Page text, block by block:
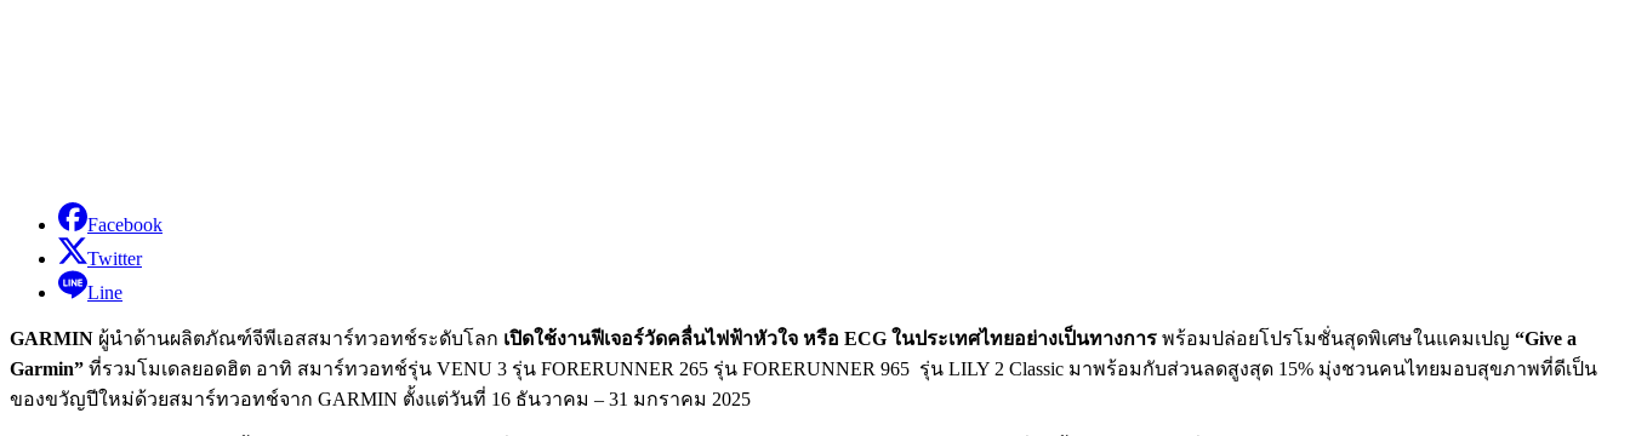
Facebook
Twitter
Line
GARMIN ผู้นำด้านผลิตภัณฑ์จีพีเอสสมาร์ทวอทช์ระดับโลก เปิดใช้งานฟีเจอร์วัดคลื่นไฟฟ้าหัวใจ หรือ ECG ในประเทศไทยอย่างเป็นทางการ พร้อมปล่อยโปรโมชั่นสุดพิเศษในแคมเปญ “Give a
Garmin” ที่รวมโมเดลยอดฮิต อาทิ สมาร์ทวอทช์รุ่น VENU 3 รุ่น FORERUNNER 265 รุ่น FORERUNNER 965 รุ่น LILY 2 Classic มาพร้อมกับส่วนลดสูงสุด 15% มุ่งชวนคนไทยมอบสุขภาพที่ดีเป็น
ของขวัญปีใหม่ด้วยสมาร์ทวอทช์จาก GARMIN ตั้งแต่วันที่ 16 ธันวาคม – 31 มกราคม 2025